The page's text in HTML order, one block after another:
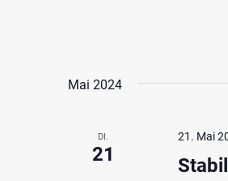
Mai 2024
DI.
21
21. Mai